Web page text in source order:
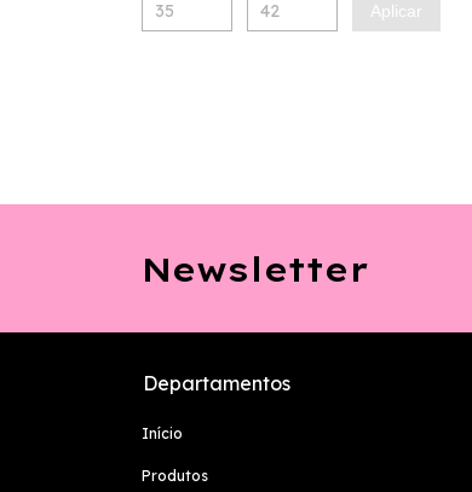
Aplicar
Newsletter
Departamentos
Início
Produtos